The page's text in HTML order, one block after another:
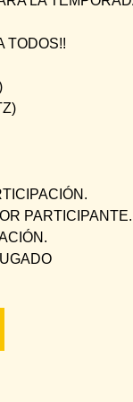
TODOS!!
PARTICIPANTE.